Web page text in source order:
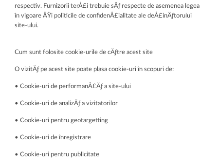
respectiv. Furnizorii terÅ£i trebuie sÄƒ respecte de asemenea legea
în vigoare ÅŸi politicile de confidenÅ£ialitate ale deÅ£inÄƒtorului
site-ului.
Cum sunt folosite cookie-urile de cÄƒtre acest site
O vizitÄƒ pe acest site poate plasa cookie-uri în scopuri de:
• Cookie-uri de performanÅ£Äƒ a site-ului
• Cookie-uri de analizÄƒ a vizitatorilor
• Cookie-uri pentru geotargetting
• Cookie-uri de înregistrare
• Cookie-uri pentru publicitate